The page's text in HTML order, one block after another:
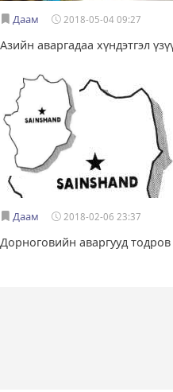
Даам 2018-05-04 09:27
Азийн аваргадаа хүндэтгэл
Даам 2018-02-06 23:37
Дорноговийн аваргууд тодров